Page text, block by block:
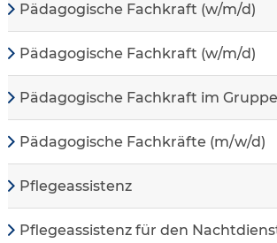
Pädagogische Fachkraft (w/m/d)
Pädagogische Fachkraft (w/m/d)
Pädagogische Fachkraft im
Pädagogische Fachkräfte (m/w/d)
Pflegeassistenz
Pflegeassistenz für den